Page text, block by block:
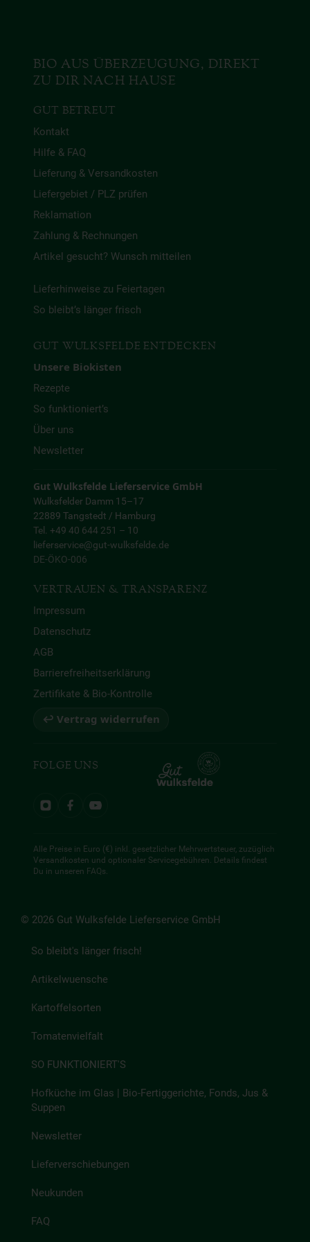
BIO AUS ÜBERZEUGUNG, DIREKT
ZU DIR NACH HAUSE
GUT BETREUT
Kontakt
Hilfe & FAQ
Lieferung & Versandkosten
Liefergebiet / PLZ prüfen
Reklamation
Zahlung & Rechnungen
Artikel gesucht? Wunsch mitteilen
Lieferhinweise zu Feiertagen
So bleibt’s länger frisch
GUT WULKSFELDE ENTDECKEN
Unsere Biokisten
Rezepte
So funktioniert’s
Über uns
Newsletter
Gut Wulksfelde Lieferservice GmbH
Wulksfelder Damm 15–17
22889 Tangstedt / Hamburg
Tel. +49 40 644 251 – 10
lieferservice@gut-wulksfelde.de
DE-ÖKO-006
VERTRAUEN & TRANSPARENZ
Impressum
Datenschutz
AGB
Barrierefreiheitserklärung
Zertifikate & Bio-Kontrolle
↩ Vertrag widerrufen
FOLGE UNS
Alle Preise in Euro (€) inkl. gesetzlicher Mehrwertsteuer, zuzüglich
Versandkosten und optionaler Servicegebühren. Details findest
Du in unseren FAQs.
© 2026 Gut Wulksfelde Lieferservice GmbH
So bleibt's länger frisch!
Artikelwuensche
Kartoffelsorten
Tomatenvielfalt
SO FUNKTIONIERT'S
Hofküche im Glas | Bio-Fertiggerichte, Fonds, Jus &
Suppen
Newsletter
Lieferverschiebungen
Neukunden
FAQ